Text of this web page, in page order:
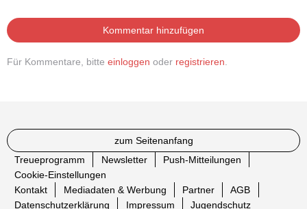
Kommentar hinzufügen
Für Kommentare, bitte einloggen oder registrieren.
zum Seitenanfang
Treueprogramm
Newsletter
Push-Mitteilungen
Cookie-Einstellungen
Kontakt
Mediadaten & Werbung Partner
AGB
Datenschutzerklärung
Impressum Jugendschutz